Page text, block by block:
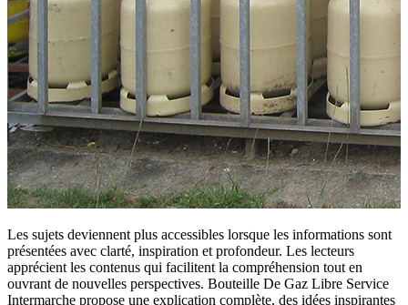
Les sujets deviennent plus accessibles lorsque les informations sont
présentées avec clarté, inspiration et profondeur. Les lecteurs
apprécient les contenus qui facilitent la compréhension tout en
ouvrant de nouvelles perspectives. Bouteille De Gaz Libre Service
Intermarche propose une explication complète, des idées inspirantes